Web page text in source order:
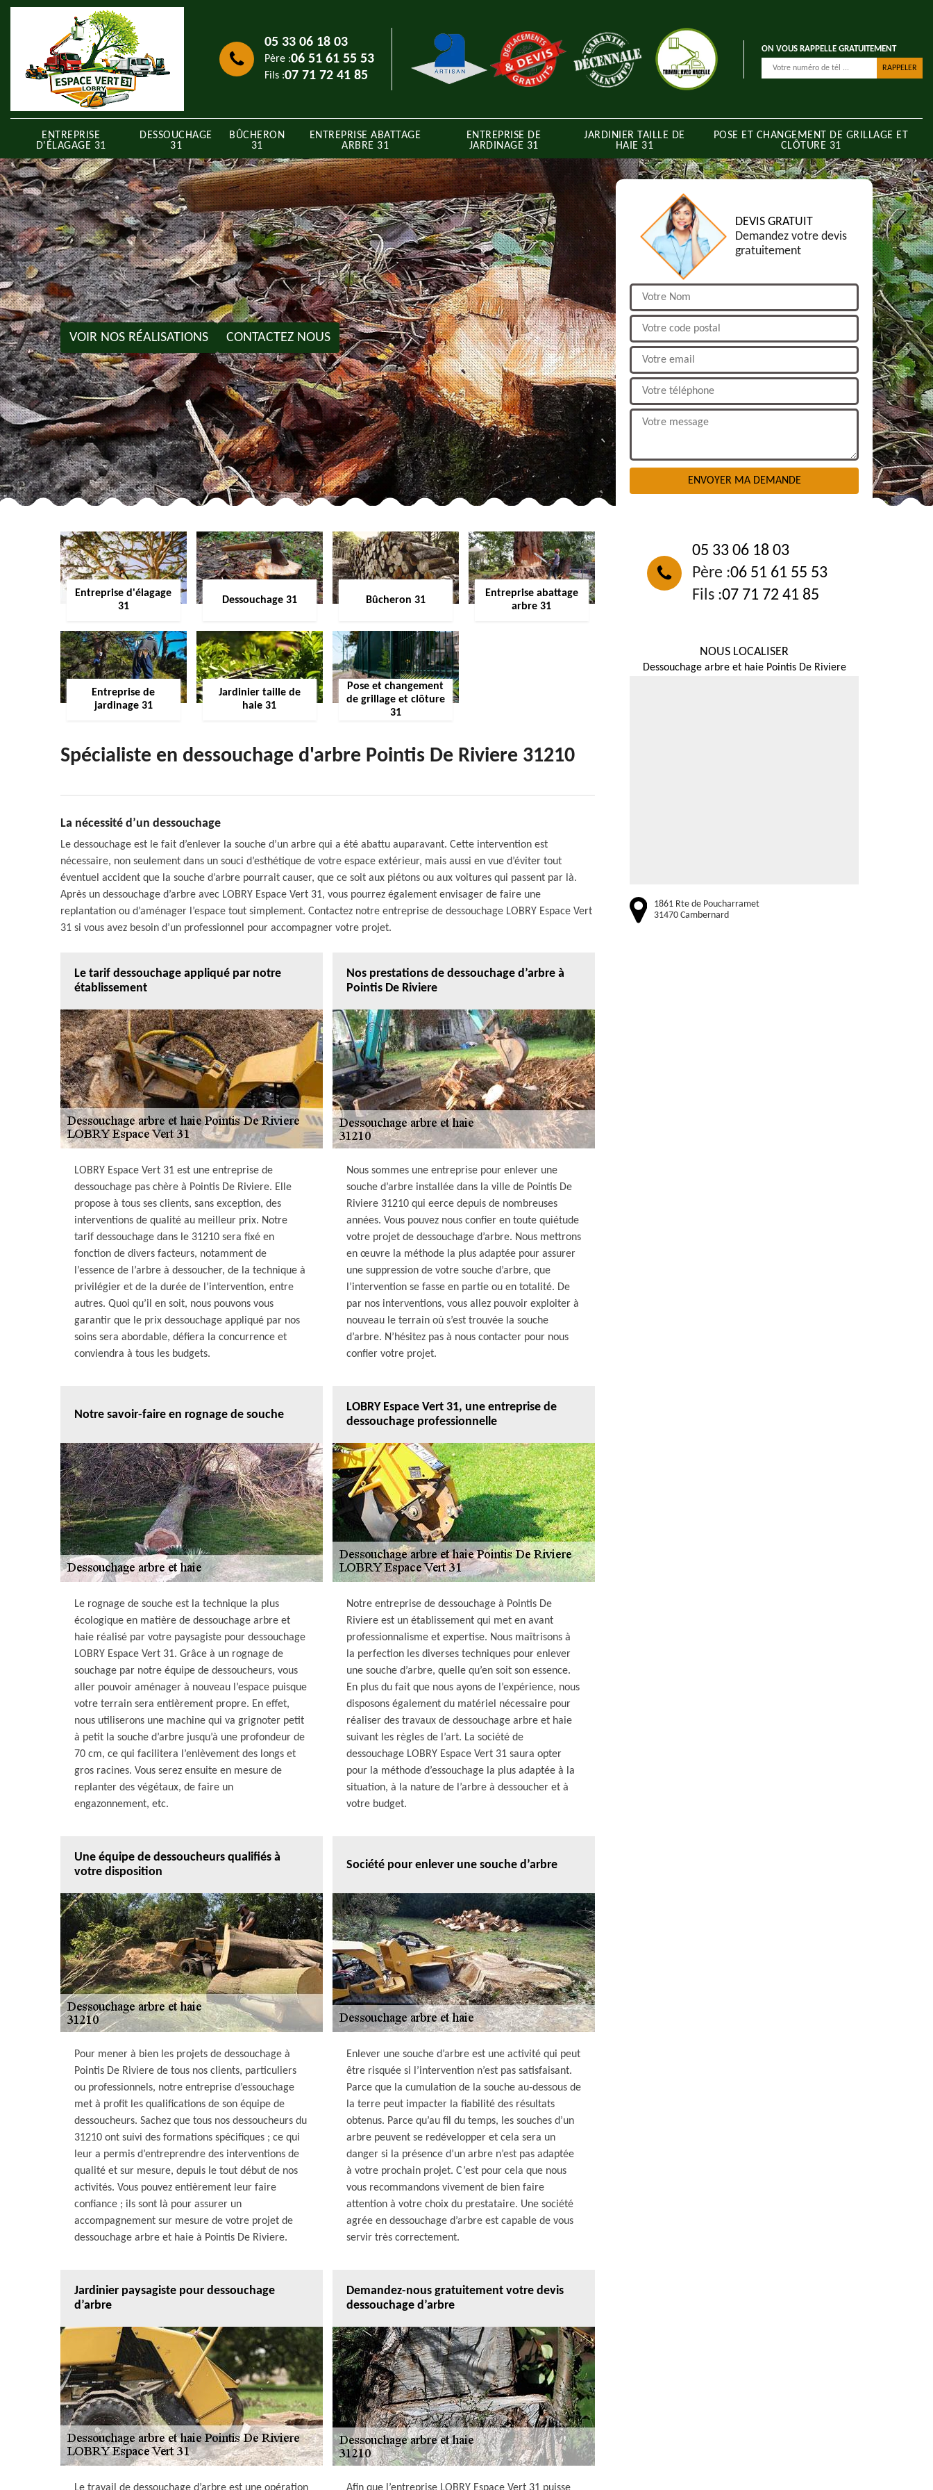
05 33 06 18 03
Père :06 51 61 55 53
Fils :07 71 72 41 85
ON VOUS RAPPELLE GRATUITEMENT
ENTREPRISE
D'ÉLAGAGE 31
DESSOUCHAGE
31
BÛCHERON
31
ENTREPRISE ABATTAGE
ARBRE 31
ENTREPRISE DE
JARDINAGE 31
JARDINIER TAILLE DE
HAIE 31
POSE ET CHANGEMENT DE GRILLAGE ET
CLÔTURE 31
VOIR NOS RÉALISATIONS CONTACTEZ NOUS
Entreprise d'élagage
31
Dessouchage 31 Bûcheron 31
Entreprise abattage
arbre 31
Entreprise de
jardinage 31
Jardinier taille de
haie 31
Pose et changement
de grillage et clôture
31
Spécialiste en dessouchage d'arbre Pointis De Riviere 31210
La nécessité d’un dessouchage
Le dessouchage est le fait d’enlever la souche d’un arbre qui a été abattu auparavant. Cette intervention est
nécessaire, non seulement dans un souci d’esthétique de votre espace extérieur, mais aussi en vue d’éviter tout
éventuel accident que la souche d’arbre pourrait causer, que ce soit aux piétons ou aux voitures qui passent par là.
Après un dessouchage d’arbre avec LOBRY Espace Vert 31, vous pourrez également envisager de faire une
replantation ou d’aménager l’espace tout simplement. Contactez notre entreprise de dessouchage LOBRY Espace Vert
31 si vous avez besoin d’un professionnel pour accompagner votre projet.
Le tarif dessouchage appliqué par notre
établissement
LOBRY Espace Vert 31 est une entreprise de
dessouchage pas chère à Pointis De Riviere. Elle
propose à tous ses clients, sans exception, des
interventions de qualité au meilleur prix. Notre
tarif dessouchage dans le 31210 sera fixé en
fonction de divers facteurs, notamment de
l’essence de l’arbre à dessoucher, de la technique à
privilégier et de la durée de l’intervention, entre
autres. Quoi qu’il en soit, nous pouvons vous
garantir que le prix dessouchage appliqué par nos
soins sera abordable, défiera la concurrence et
conviendra à tous les budgets.
Nos prestations de dessouchage d’arbre à
Pointis De Riviere
Nous sommes une entreprise pour enlever une
souche d’arbre installée dans la ville de Pointis De
Riviere 31210 qui eerce depuis de nombreuses
années. Vous pouvez nous confier en toute quiétude
votre projet de dessouchage d’arbre. Nous mettrons
en œuvre la méthode la plus adaptée pour assurer
une suppression de votre souche d’arbre, que
l’intervention se fasse en partie ou en totalité. De
par nos interventions, vous allez pouvoir exploiter à
nouveau le terrain où s’est trouvée la souche
d’arbre. N’hésitez pas à nous contacter pour nous
confier votre projet.
Notre savoir-faire en rognage de souche
Le rognage de souche est la technique la plus
écologique en matière de dessouchage arbre et
haie réalisé par votre paysagiste pour dessouchage
LOBRY Espace Vert 31. Grâce à un rognage de
souchage par notre équipe de dessoucheurs, vous
aller pouvoir aménager à nouveau l’espace puisque
votre terrain sera entièrement propre. En effet,
nous utiliserons une machine qui va grignoter petit
à petit la souche d’arbre jusqu’à une profondeur de
70 cm, ce qui facilitera l’enlèvement des longs et
gros racines. Vous serez ensuite en mesure de
replanter des végétaux, de faire un
engazonnement, etc.
LOBRY Espace Vert 31, une entreprise de
dessouchage professionnelle
Notre entreprise de dessouchage à Pointis De
Riviere est un établissement qui met en avant
professionnalisme et expertise. Nous maîtrisons à
la perfection les diverses techniques pour enlever
une souche d’arbre, quelle qu’en soit son essence.
En plus du fait que nous ayons de l’expérience, nous
disposons également du matériel nécessaire pour
réaliser des travaux de dessouchage arbre et haie
suivant les règles de l’art. La société de
dessouchage LOBRY Espace Vert 31 saura opter
pour la méthode d’essouchage la plus adaptée à la
situation, à la nature de l’arbre à dessoucher et à
votre budget.
Une équipe de dessoucheurs qualifiés à
votre disposition
Pour mener à bien les projets de dessouchage à
Pointis De Riviere de tous nos clients, particuliers
ou professionnels, notre entreprise d’essouchage
met à profit les qualifications de son équipe de
dessoucheurs. Sachez que tous nos dessoucheurs du
31210 ont suivi des formations spécifiques ; ce qui
leur a permis d’entreprendre des interventions de
qualité et sur mesure, depuis le tout début de nos
activités. Vous pouvez entièrement leur faire
confiance ; ils sont là pour assurer un
accompagnement sur mesure de votre projet de
dessouchage arbre et haie à Pointis De Riviere.
Société pour enlever une souche d’arbre
Enlever une souche d’arbre est une activité qui peut
être risquée si l’intervention n’est pas satisfaisant.
Parce que la cumulation de la souche au-dessous de
la terre peut impacter la fiabilité des résultats
obtenus. Parce qu’au fil du temps, les souches d’un
arbre peuvent se redévelopper et cela sera un
danger si la présence d’un arbre n’est pas adaptée
à votre prochain projet. C’est pour cela que nous
vous recommandons vivement de bien faire
attention à votre choix du prestataire. Une société
agrée en dessouchage d’arbre est capable de vous
servir très correctement.
Jardinier paysagiste pour dessouchage
d’arbre
Demandez-nous gratuitement votre devis
dessouchage d’arbre
DEVIS GRATUIT
Demandez votre devis
gratuitement
05 33 06 18 03
Père :06 51 61 55 53
Fils :07 71 72 41 85
NOUS LOCALISER
Dessouchage arbre et haie Pointis De Riviere
1861 Rte de Poucharramet
31470 Cambernard